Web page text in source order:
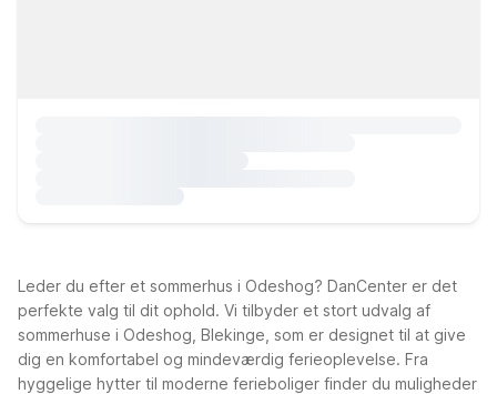
Leder du efter et sommerhus i Odeshog? DanCenter er det
perfekte valg til dit ophold. Vi tilbyder et stort udvalg af
sommerhuse i Odeshog, Blekinge, som er designet til at give
dig en komfortabel og mindeværdig ferieoplevelse. Fra
hyggelige hytter til moderne ferieboliger finder du muligheder